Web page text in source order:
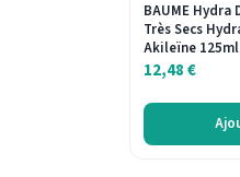
BAUME Hydra
Très Secs
Akileïne 125ml
12,48€